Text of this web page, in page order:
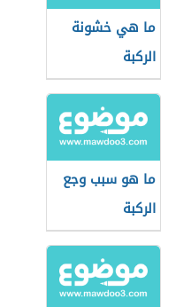
ما هي خشونة
الركبة
ما هو سبب وجع
الركبة